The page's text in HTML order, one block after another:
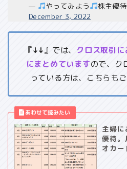
— やってみよう 株主優待
December 3, 2022
『↓↓』では、 クロス取引
にまとめていますので、ク
っている方は、こちらも
主婦
優待
オカ